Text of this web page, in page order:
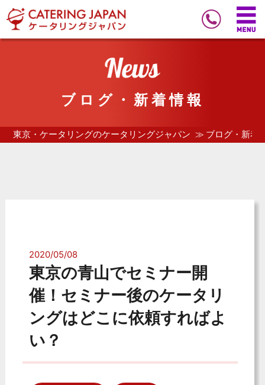
ブログ・新着情報
東京・ケータリングのケータリングジャパン ブログ・新着
2020/05/08
東京の青山でセミナー開
催！セミナー後のケータリ
ングはどこに依頼すればよ
い？